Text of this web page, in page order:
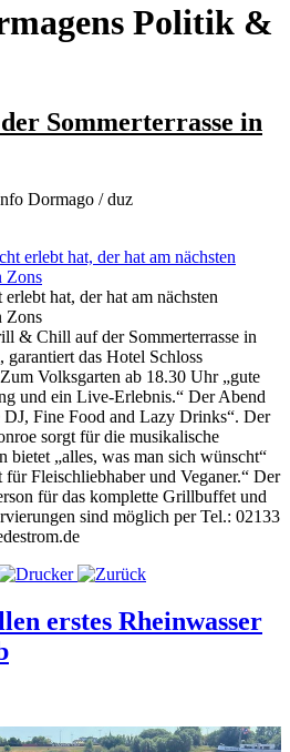
Politik &
Sommerterrasse in
Dormago / duz
hat, der hat am nächsten
Zons
& Chill auf der Sommerterrasse in
das Hotel Schloss
Volksgarten ab 18.30 Uhr „gute
und ein Live-Erlebnis.“ Der Abend
Fine Food and Lazy Drinks“. Der
sorgt für die musikalische
„alles, was man sich wünscht“
Fleischliebhaber und Veganer.“ Der
für das komplette Grillbuffet und
sind möglich per Tel.: 02133
erstes Rheinwasser